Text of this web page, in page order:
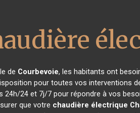
de Courbevoie, les habitants ont
pour toutes vos interventions
24h/24 et 7j/7 pour répondre à vos
que votre chaudière électrique